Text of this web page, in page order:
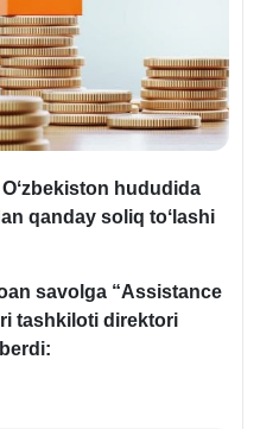
hududida
qanday soliq toʻlashi
savolga “Assistance
tashkiloti direktori